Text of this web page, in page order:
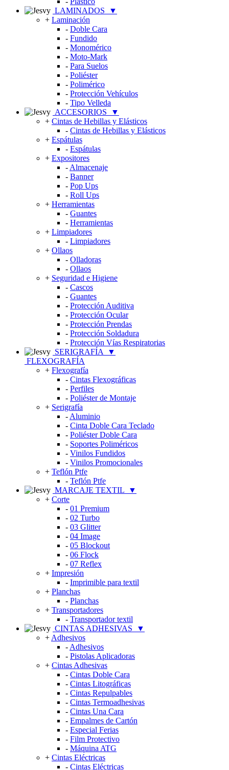
LAMINADOS
▼
+ Laminación
- Doble Cara
- Fundido
- Monomérico
- Moto-Mark
- Para Suelos
- Poliéster
- Polimérico
- Protección Vehículos
- Tipo Velleda
ACCESORIOS
▼
+ Cintas de Hebillas y Elásticos
- Cintas de Hebillas y Elásticos
+ Espátulas
- Espátulas
+ Expositores
- Almacenaje
- Banner
- Pop Ups
- Roll Ups
+ Herramientas
- Guantes
- Herramientas
+ Limpiadores
- Limpiadores
+ Ollaos
- Olladoras
- Ollaos
+ Seguridad e Higiene
- Cascos
- Guantes
- Protección Auditiva
- Protección Ocular
- Protección Prendas
- Protección Soldadura
- Protección Vías Respiratorias
SERIGRAFÍA
▼
FLEXOGRAFÍA
+ Flexografía
- Cintas Flexográficas
- Perfiles
- Poliéster de Montaje
+ Serigrafía
- Aluminio
- Cinta Doble Cara Teclado
- Poliéster Doble Cara
- Soportes Poliméricos
- Vinilos Fundidos
- Vinilos Promocionales
+ Teflón Ptfe
- Teflón Ptfe
MARCAJE TEXTIL
▼
+ Corte
- 01 Premium
- 02 Turbo
- 03 Glitter
- 04 Image
- 05 Blockout
- 06 Flock
- 07 Reflex
+ Impresión
- Imprimible para textil
+ Planchas
- Planchas
+ Transportadores
- Transportador textil
CINTAS ADHESIVAS
▼
+ Adhesivos
- Adhesivos
- Pistolas Aplicadoras
+ Cintas Adhesivas
- Cintas Doble Cara
- Cintas Litográficas
- Cintas Repulpables
- Cintas Termoadhesivas
- Cintas Una Cara
- Empalmes de Cartón
- Especial Ferias
- Film Protectivo
- Máquina ATG
+ Cintas Eléctricas
- Cintas Eléctricas